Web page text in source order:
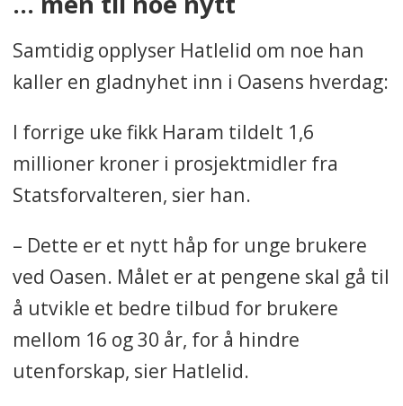
Samtidig opplyser Hatlelid om noe han
kaller en gladnyhet inn i Oasens hverdag:
I forrige uke fikk Haram tildelt 1,6
millioner kroner i prosjektmidler fra
Statsforvalteren, sier han.
– Dette er et nytt håp for unge brukere
ved Oasen. Målet er at pengene skal gå til
å utvikle et bedre tilbud for brukere
mellom 16 og 30 år, for å hindre
utenforskap, sier Hatlelid.